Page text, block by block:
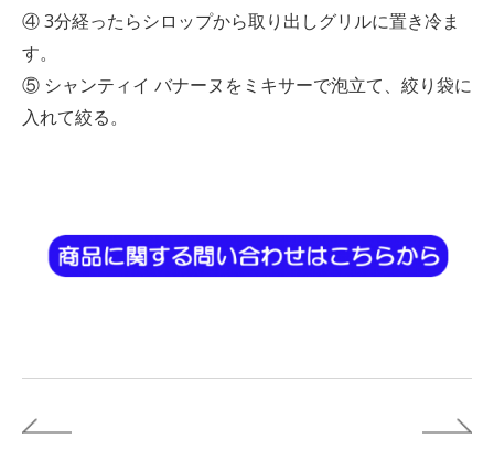
④ 3分経ったらシロップから取り出しグリルに置き冷ま
す。
⑤ シャンティイ バナーヌをミキサーで泡立て、絞り袋に
入れて絞る。